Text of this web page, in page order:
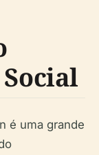
é uma grande